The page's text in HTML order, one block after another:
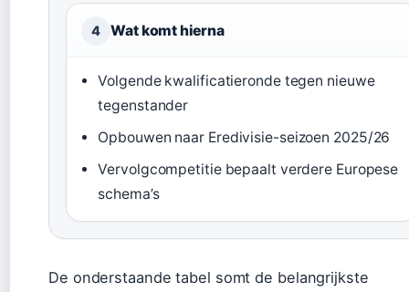
4 Wat komt hierna
Volgende kwalificatieronde tegen nieuwe
tegenstander
Opbouwen naar Eredivisie-seizoen 2025/26
Vervolgcompetitie bepaalt verdere Europese
schema’s
De onderstaande tabel somt de belangrijkste